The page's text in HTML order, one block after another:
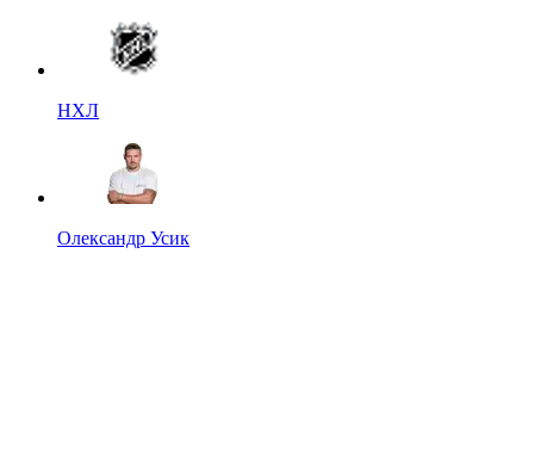
НХЛ
Олександр Усик